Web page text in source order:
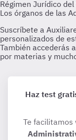
Haz test
Te